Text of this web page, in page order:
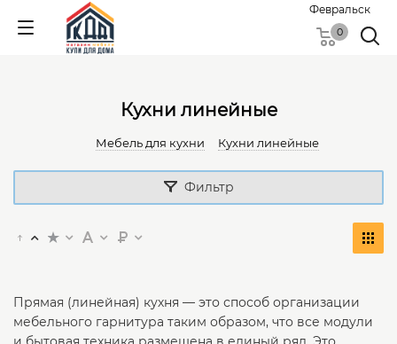
Февральск
0
Кухни линейные
Мебель для кухни Кухни линейные
Фильтр
Прямая (линейная) кухня — это способ организации
мебельного гарнитура таким образом, что все модули